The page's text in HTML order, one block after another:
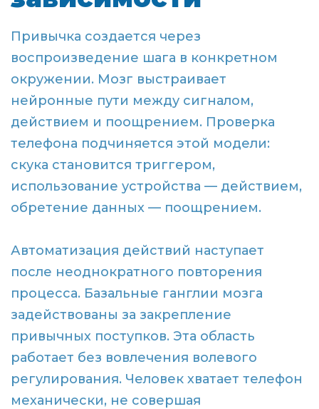
Привычка создается через
воспроизведение шага в конкретном
окружении. Мозг выстраивает
нейронные пути между сигналом,
действием и поощрением. Проверка
телефона подчиняется этой модели:
скука становится триггером,
использование устройства — действием,
обретение данных — поощрением.
Автоматизация действий наступает
после неоднократного повторения
процесса. Базальные ганглии мозга
задействованы за закрепление
привычных поступков. Эта область
работает без вовлечения волевого
регулирования. Человек хватает телефон
механически, не совершая